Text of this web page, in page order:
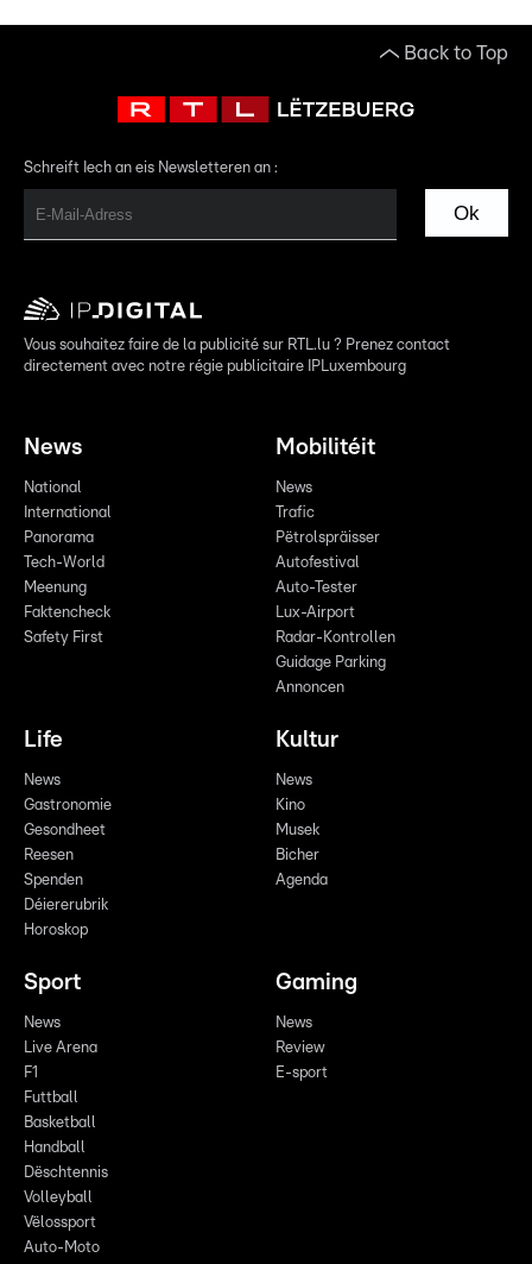
Back to Top
Schreift Iech an eis Newsletteren an :
Ok
Vous souhaitez faire de la publicité sur RTL.lu ? Prenez contact
directement avec notre régie publicitaire IPLuxembourg
News
National
International
Panorama
Tech-World
Meenung
Faktencheck
Safety First
Mobilitéit
News
Trafic
Pëtrolspräisser
Autofestival
Auto-Tester
Lux-Airport
Radar-Kontrollen
Guidage Parking
Annoncen
Life
News
Gastronomie
Gesondheet
Reesen
Spenden
Déiererubrik
Horoskop
Kultur
News
Kino
Musek
Bicher
Agenda
Sport
News
Live Arena
F1
Futtball
Basketball
Handball
Dëschtennis
Volleyball
Vëlossport
Auto-Moto
Gaming
News
Review
E-sport